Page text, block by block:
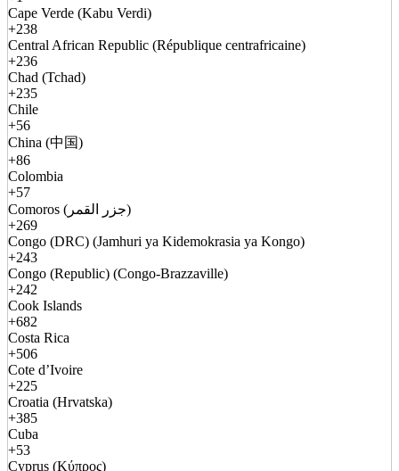
Cape Verde (Kabu Verdi)
+238
Central African Republic (République centrafricaine)
+236
Chad (Tchad)
+235
Chile
+56
China (中国)
+86
Colombia
+57
Comoros (جزر القمر)
+269
Congo (DRC) (Jamhuri ya Kidemokrasia ya Kongo)
+243
Congo (Republic) (Congo-Brazzaville)
+242
Cook Islands
+682
Costa Rica
+506
Cote d’Ivoire
+225
Croatia (Hrvatska)
+385
Cuba
+53
Cyprus (Κύπρος)